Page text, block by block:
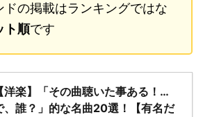
ドの掲載はランキングではな
ト順です
【洋楽】「その曲聴いた事ある！…
、誰？」的な名曲20選！【有名だ